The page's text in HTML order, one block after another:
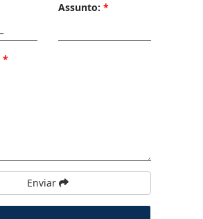
Assunto: *
*
Enviar